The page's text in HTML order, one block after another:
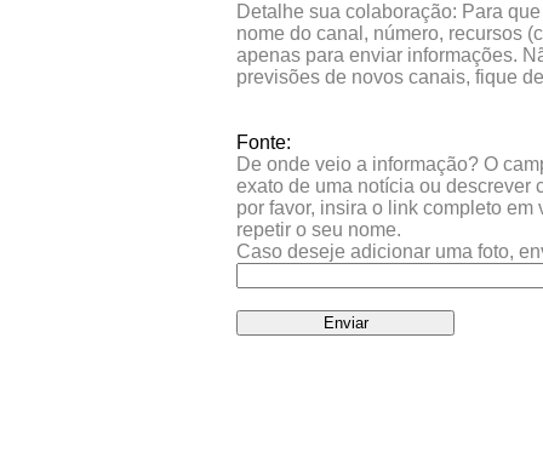
Detalhe sua colaboração: Para
nome do canal, número, recursos
apenas para enviar informações.
previsões de novos canais, fique
Fonte:
De onde veio a informação? O
exato de uma notícia ou descrever
por favor, insira o link completo
repetir o seu nome.
Caso deseje adicionar uma foto,